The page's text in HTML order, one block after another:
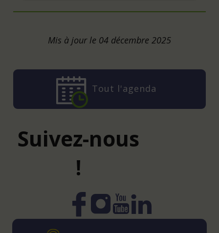
Mis à jour le 04 décembre 2025
Tout l'agenda
Suivez-nous
!
Instagram
YouTube
LinkedIn